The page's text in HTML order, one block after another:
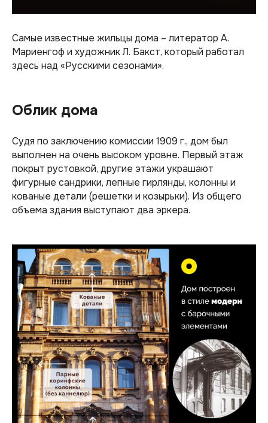
Самые известные жильцы дома – литератор А.
Мариенгоф и художник Л. Бакст, который работал
здесь над «Русскими сезонами».
Облик дома
Судя по заключению комиссии 1909 г., дом был
выполнен на очень высоком уровне. Первый этаж
покрыт рустовкой, другие этажи украшают
фигурные сандрики, лепные гирлянды, колонны и
кованые детали (решетки и козырьки). Из общего
объема здания выступают два эркера.